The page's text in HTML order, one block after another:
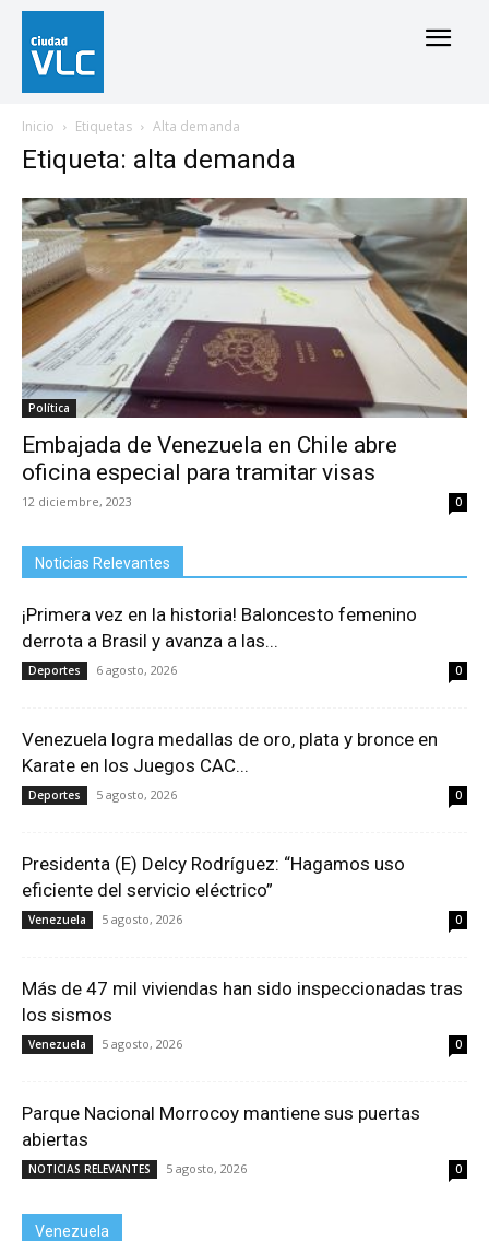
Inicio Etiquetas Alta demanda
Etiqueta: alta demanda
Política
Embajada de Venezuela en Chile abre
oficina especial para tramitar visas
12 diciembre, 2023 0
Noticias Relevantes
¡Primera vez en la historia! Baloncesto femenino
derrota a Brasil y avanza a las...
Deportes 6 agosto, 2026 0
Venezuela logra medallas de oro, plata y bronce en
Karate en los Juegos CAC...
Deportes 5 agosto, 2026 0
Presidenta (E) Delcy Rodríguez: “Hagamos uso
eficiente del servicio eléctrico”
Venezuela 5 agosto, 2026 0
Más de 47 mil viviendas han sido inspeccionadas tras
los sismos
Venezuela 5 agosto, 2026 0
Parque Nacional Morrocoy mantiene sus puertas
abiertas
NOTICIAS RELEVANTES 5 agosto, 2026 0
Venezuela